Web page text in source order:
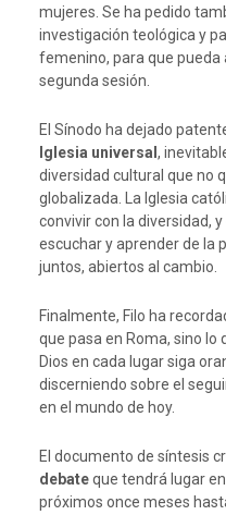
mujeres. Se ha pedido
investigación teológica y
femenino, para que pueda
segunda sesión.
El Sínodo ha dejado
Iglesia universal ,
diversidad cultural que no
globalizada. La Iglesia
convivir con la diversidad,
escuchar y aprender de la
juntos, abiertos al cambio.
Finalmente, Filo ha
que pasa en Roma, sino lo
Dios en cada lugar siga
discerniendo sobre el
en el mundo de hoy.
El documento de síntesis
debateque tendrá lugar
próximos once meses